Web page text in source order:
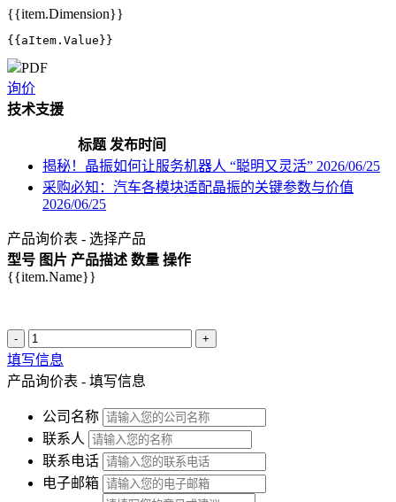
{{item.Dimension}}
{{aItem.Value}}
PDF
询价
技术支援
标题 发布时间
揭秘！晶振如何让服务机器人 “聪明又灵活” 2026/06/25
采购必知：汽车各模块适配晶振的关键参数与价值
2026/06/25
产品询价表 - 选择产品
型号 图片 产品描述 数量 操作
{{item.Name}}
- +
填写信息
产品询价表 - 填写信息
公司名称
联系人
联系电话
电子邮箱